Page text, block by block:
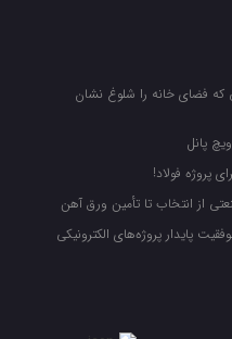
که فضای خانه را شلوغ نشان
پانل
پروژه فولاد!
از انتخاب تا تأمین ورق آهن
پایدار پروژه‌های الکترونیکی